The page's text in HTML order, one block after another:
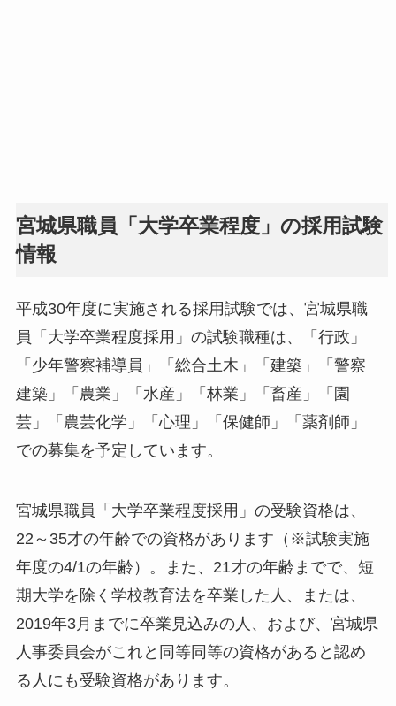
宮城県職員「大学卒業程度」の採用試験
情報
平成30年度に実施される採用試験では、宮城県職
員「大学卒業程度採用」の試験職種は、「行政」
「少年警察補導員」「総合土木」「建築」「警察
建築」「農業」「水産」「林業」「畜産」「園
芸」「農芸化学」「心理」「保健師」「薬剤師」
での募集を予定しています。
宮城県職員「大学卒業程度採用」の受験資格は、
22～35才の年齢での資格があります（※試験実施
年度の4/1の年齢）。また、21才の年齢までで、短
期大学を除く学校教育法を卒業した人、または、
2019年3月までに卒業見込みの人、および、宮城県
人事委員会がこれと同等同等の資格があると認め
る人にも受験資格があります。